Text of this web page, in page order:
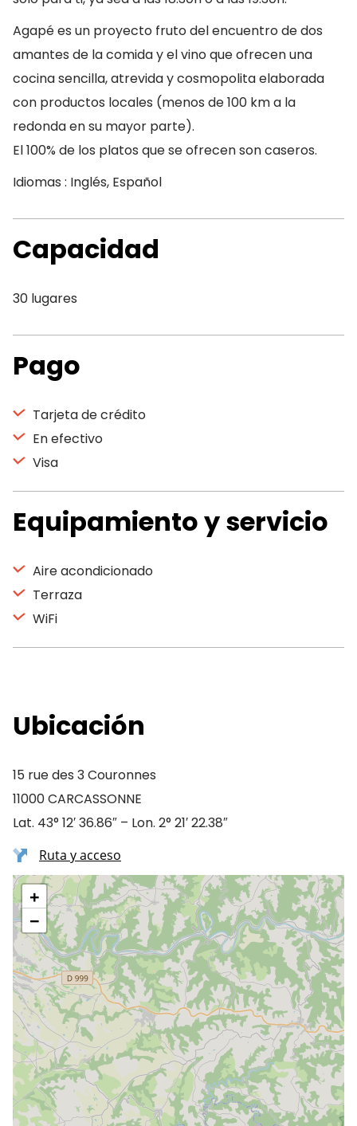
Agapé es un proyecto fruto del encuentro de dos
amantes de la comida y el vino que ofrecen una
cocina sencilla, atrevida y cosmopolita elaborada
con productos locales (menos de 100 km a la
redonda en su mayor parte).
El 100% de los platos que se ofrecen son caseros.
Idiomas : Inglés, Español
Capacidad
30 lugares
Pago
Tarjeta de crédito
En efectivo
Visa
Equipamiento y servicio
Aire acondicionado
Terraza
WiFi
Ubicación
15 rue des 3 Couronnes
11000 CARCASSONNE
Lat. 43° 12′ 36.86″ – Lon. 2° 21′ 22.38″
Ruta y acceso
+
−